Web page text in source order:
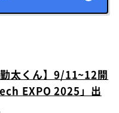
勤太くん】9/11~12開
EXPO 2025」出